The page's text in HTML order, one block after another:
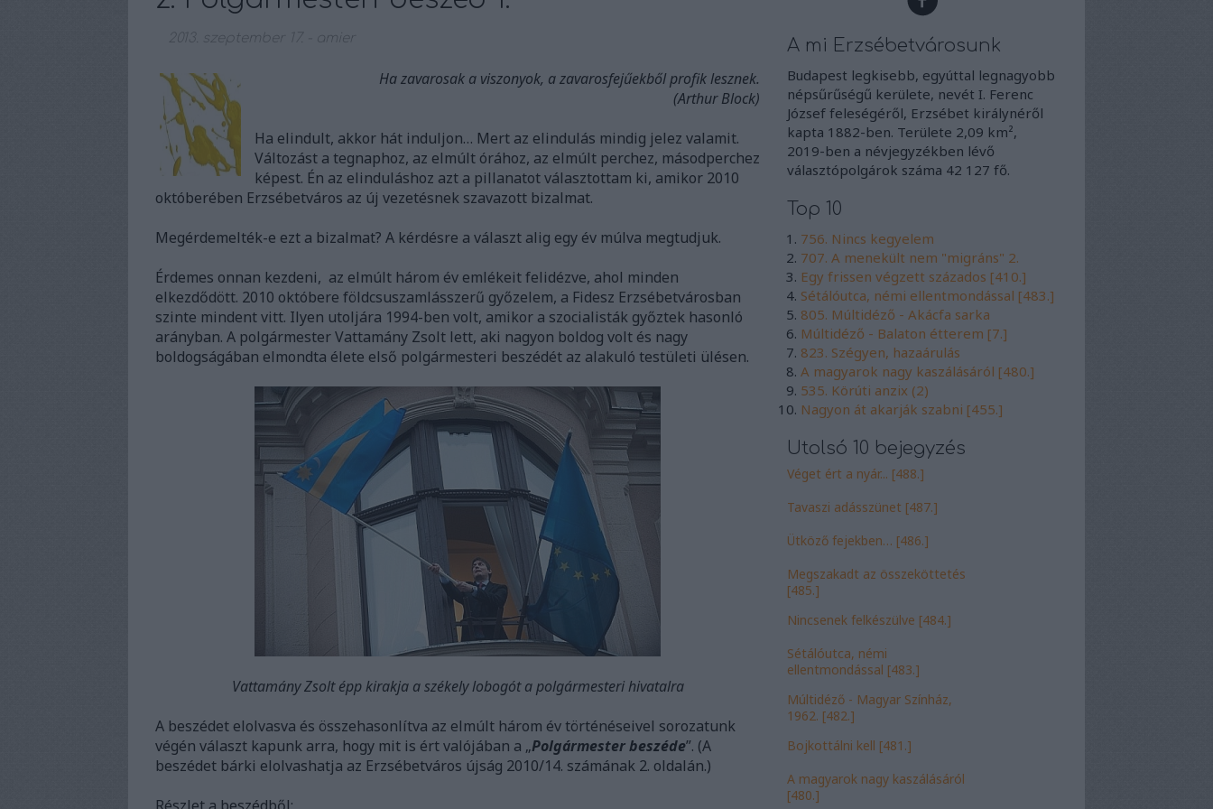
2013. szeptember 17. amier
Ha zavarosak a viszonyok, a zavarosfejűekből profik lesznek.
(Arthur Block)
Ha elindult, akkor hát induljon… Mert az elindulás mindig jelez valamit.
Változást a tegnaphoz, az elmúlt órához, az elmúlt perchez, másodperchez
képest. Én az elinduláshoz azt a pillanatot választottam ki, amikor 2010
októberében Erzsébetváros az új vezetésnek szavazott bizalmat.
Megérdemelték-e ezt a bizalmat? A kérdésre a választ alig egy év múlva megtudjuk.
Érdemes onnan kezdeni, az elmúlt három év emlékeit felidézve, ahol minden
elkezdődött. 2010 októbere földcsuszamlásszerű győzelem, a Fidesz Erzsébetvárosban
szinte mindent vitt. Ilyen utoljára 1994-ben volt, amikor a szocialisták győztek hasonló
arányban. A polgármester Vattamány Zsolt lett, aki nagyon boldog volt és nagy
boldogságában elmondta élete első polgármesteri beszédét az alakuló testületi ülésen.
Vattamány Zsolt épp kirakja a székely lobogót a polgármesteri hivatalra
A beszédet elolvasva és összehasonlítva az elmúlt három év történéseivel sorozatunk
végén választ kapunk arra, hogy mit is ért valójában a „Polgármester beszéde”. (A
beszédet bárki elolvashatja az Erzsébetváros újság 2010/14. számának 2. oldalán.)
A mi Erzsébetvárosunk
Budapest legkisebb, egyúttal legnagyobb
népsűrűségű kerülete, nevét I. Ferenc
József feleségéről, Erzsébet királynéről
kapta 1882-ben. Területe 2,09 km²,
2019-ben a névjegyzékben lévő
választópolgárok száma 42 127 fő.
Top 10
756. Nincs kegyelem
707. A menekült nem "migráns" 2.
Egy frissen végzett százados [410.]
Sétálóutca, némi ellentmondással [483.]
805. Múltidéző - Akácfa sarka
Múltidéző - Balaton étterem [7.]
823. Szégyen, hazaárulás
A magyarok nagy kaszálásáról [480.]
535. Körúti anzix (2)
Nagyon át akarják szabni [455.]
Utolsó 10 bejegyzés
Véget ért a nyár... [488.]
Tavaszi adásszünet [487.]
Ütköző fejekben… [486.]
Megszakadt az összeköttetés
[485.]
Nincsenek felkészülve [484.]
Sétálóutca, némi
ellentmondással [483.]
Múltidéző - Magyar Színház,
1962. [482.]
Bojkottálni kell [481.]
A magyarok nagy kaszálásáról
[480.]